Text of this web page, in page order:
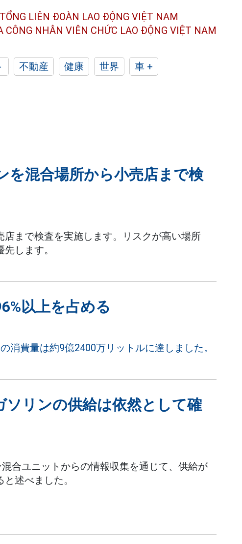
LIÊN ĐOÀN LAO ĐỘNG VIỆT NAM
CÔNG NHÂN VIÊN CHỨC LAO ĐỘNG VIỆT NAM
不動産 健康 世界
車 +
を混合場所から小売店まで検
まで検査を実施します。リスクが高い場所
します。
以上を占める
消費量は約9億2400万リットルに達しました。
ソリンの供給は依然として確
合ユニットからの情報収集を通じて、供給が
述べました。